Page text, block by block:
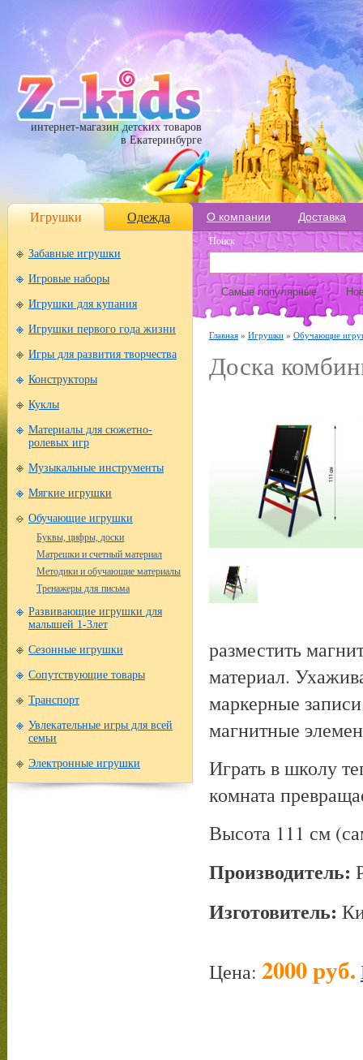
интернет-магазин детских товаров
в Екатеринбурге
Игрушки Одежда О компании Доставка
Забавные игрушки
Игровые наборы
Игрушки для купания
Игрушки первого года жизни
Игры для развития творчества
Конструкторы
Куклы
Материалы для сюжетно-
ролевых игр
Музыкальные инструменты
Мягкие игрушки
Обучающие игрушки
Буквы, цифры, доски
Матрешки и счетный материал
Методики и обучающие материалы
Тренажеры для письма
Развивающие игрушки для
малышей 1-3лет
Сезонные игрушки
Сопутствующие товары
Транспорт
Увлекательные игры для всей
семьи
Электронные игрушки
Поиск
Самые популярные
Главная » Игрушки » Обучающие
Доска
разместить
материал.
маркерные
магнитные
Играть в школу
комната
Высота 111 см
Производитель:
Изготовитель:
Цена: 2000 руб.